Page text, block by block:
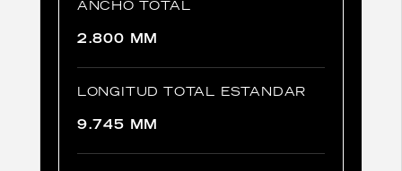
ANCHO TOTAL
2.800 MM
LONGITUD TOTAL ESTANDAR
9.745 MM